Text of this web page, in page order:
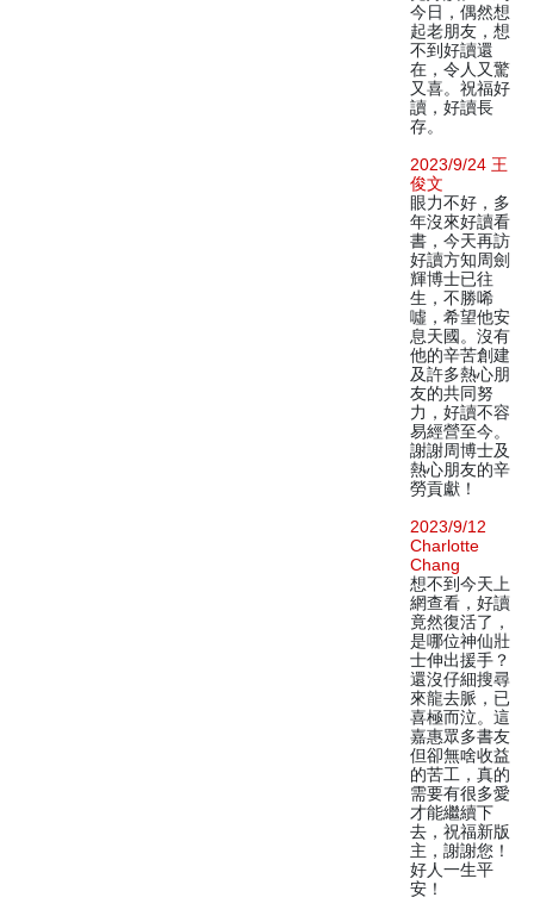
今日，偶然想
起老朋友，想
不到好讀還
在，令人又驚
又喜。祝福好
讀，好讀長
存。
2023/9/24 王
俊文
眼力不好，多
年沒來好讀看
書，今天再訪
好讀方知周劍
輝博士已往
生，不勝唏
噓，希望他安
息天國。沒有
他的辛苦創建
及許多熱心朋
友的共同努
力，好讀不容
易經營至今。
謝謝周博士及
熱心朋友的辛
勞貢獻！
2023/9/12
Charlotte
Chang
想不到今天上
網查看，好讀
竟然復活了，
是哪位神仙壯
士伸出援手？
還沒仔細搜尋
來龍去脈，已
喜極而泣。這
嘉惠眾多書友
但卻無啥收益
的苦工，真的
需要有很多愛
才能繼續下
去，祝福新版
主，謝謝您！
好人一生平
安！